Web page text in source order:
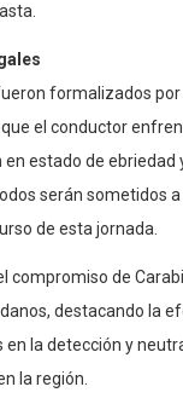
formalizados por
el conductor
estado de ebriedad
serán sometidos
de esta jornada.
compromiso de
destacando la
la detección y
la región.